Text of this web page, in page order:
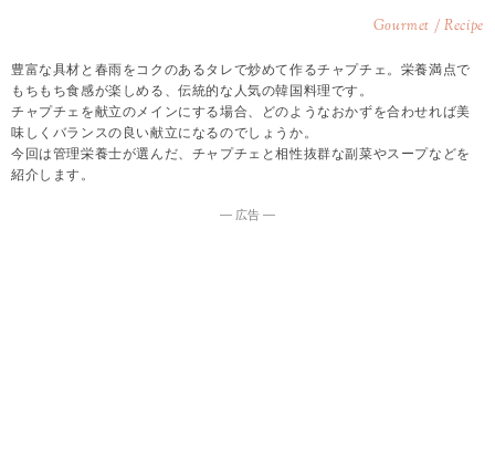
Gourmet / Recipe
豊富な具材と春雨をコクのあるタレで炒めて作るチャプチェ。栄養満点で
もちもち食感が楽しめる、伝統的な人気の韓国料理です。
チャプチェを献立のメインにする場合、どのようなおかずを合わせれば美
味しくバランスの良い献立になるのでしょうか。
今回は管理栄養士が選んだ、チャプチェと相性抜群な副菜やスープなどを
紹介します。
― 広告 ―